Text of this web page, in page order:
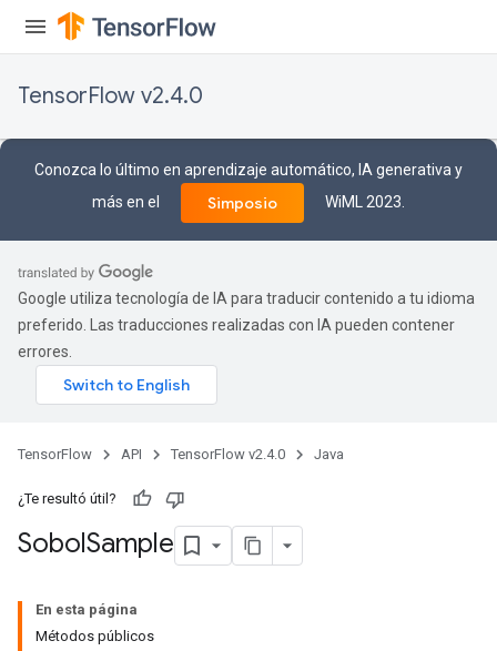
TensorFlow v2.4.0
Conozca lo último en aprendizaje automático, IA generativa y
más en el
Simposio WiML 2023.
Google utiliza tecnología de IA para traducir contenido a tu idioma
preferido. Las traducciones realizadas con IA pueden contener
errores.
TensorFlow API TensorFlow v2.4.0 Java
¿Te resultó útil?
SobolSample
En esta página
Métodos públicos